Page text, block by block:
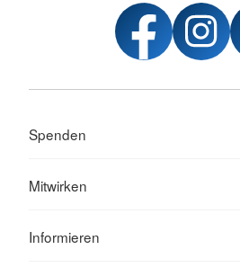
Spenden
Mitwirken
Informieren